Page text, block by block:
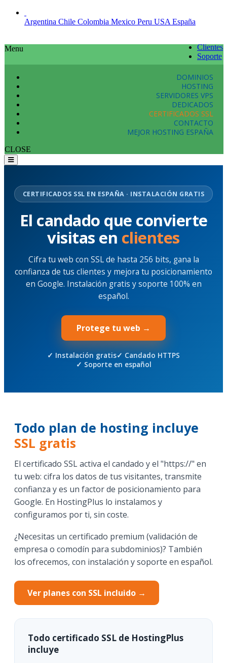
Argentina Chile Colombia Mexico Peru USA España
Clientes
Soporte
Menu
DOMINIOS
HOSTING
SERVIDORES VPS
DEDICADOS
CERTIFICADOS SSL
CONTACTO
MEJOR HOSTING ESPAÑA
CLOSE
CERTIFICADOS SSL EN ESPAÑA · INSTALACIÓN GRATIS
El candado que convierte
visitas en clientes
Cifra tu web con SSL de hasta 256 bits, gana la
confianza de tus clientes y mejora tu posicionamiento
en Google. Instalación gratis y soporte 100% en
español.
Protege tu web →
✓ Instalación gratis✓ Candado HTTPS
✓ Soporte en español
Todo plan de hosting incluye
SSL gratis
El certificado SSL activa el candado y el "https://" en
tu web: cifra los datos de tus visitantes, transmite
confianza y es un factor de posicionamiento para
Google. En HostingPlus lo instalamos y
configuramos por ti, sin coste.
¿Necesitas un certificado premium (validación de
empresa o comodín para subdominios)? También
los ofrecemos, con instalación y soporte en español.
Ver planes con SSL incluido →
Todo certificado SSL de HostingPlus
incluye